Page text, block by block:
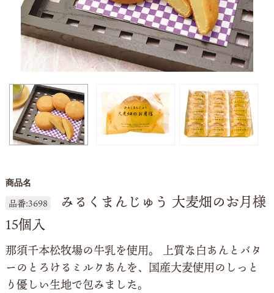
商品名
品番:3698
みるくまんじゅう 大麦畑のお月様
15個入
那須千本松牧場の牛乳を使用。 上質な白あんとバタ
ーのとろけるミルクあんを、国産大麦使用のしっと
り優しい生地で包みました。